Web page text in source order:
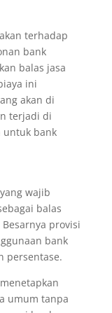
terhadap
bank
balas jasa
ini
akan di
terjadi di
untuk bank
wajib
balas
provisi
bank
persentase.
umum tanpa